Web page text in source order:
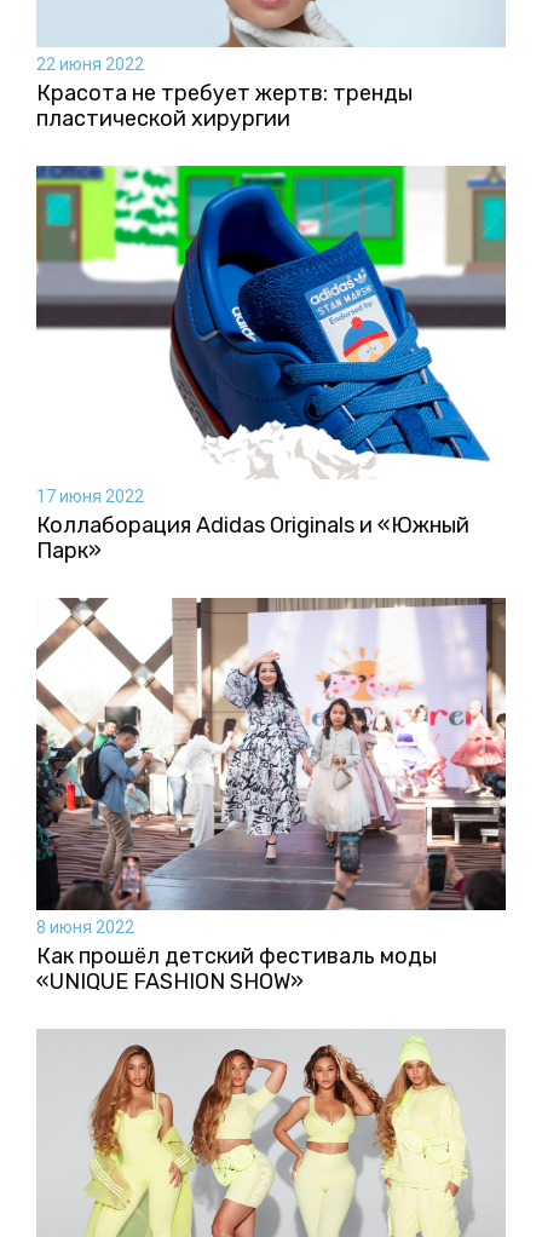
22 июня 2022
Красота не требует жертв: тренды
пластической хирургии
17 июня 2022
Коллаборация Аdidas Originals и «Южный
Парк»
8 июня 2022
Как прошёл детский фестиваль моды
«UNIQUE FASHION SHOW»